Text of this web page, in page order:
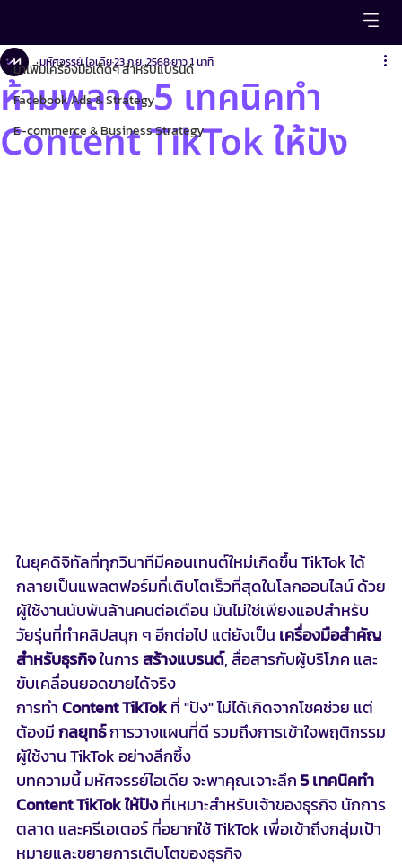
มาเพิ่มเครื่องมือเด็ดๆ สำหรับแบรนด์
Facebook Ads & Strategy
E-commerce & Business Strategy
ห้ามพลาด 5 เทคนิคทำ
Content TikTok ให้ปัง
มหัศจรรย์ ไอเดีย23 ก.ย. 2568ยาว 1 นาที
ในยุคดิจิทัลที่ทุกวินาทีมีคอนเทนต์ใหม่เกิดขึ้น TikTok ได้
กลายเป็นแพลตฟอร์มที่เติบโตเร็วที่สุดในโลกออนไลน์ ด้วย
ผู้ใช้งานนับพันล้านคนต่อเดือน มันไม่ใช่เพียงแอปสำหรับ
วัยรุ่นที่ทำคลิปสนุก ๆ อีกต่อไป แต่ยังเป็น เครื่องมือสำคัญ
สำหรับธุรกิจ ในการ สร้างแบรนด์, สื่อสารกับผู้บริโภค และ
ขับเคลื่อนยอดขายได้จริง
การทำ Content TikTok ที่ "ปัง" ไม่ได้เกิดจากโชคช่วย แต่
ต้องมี กลยุทธ์ การวางแผนที่ดี รวมถึงการเข้าใจพฤติกรรม
ผู้ใช้งาน TikTok อย่างลึกซึ้ง
บทความนี้ มหัศจรรย์ไอเดีย จะพาคุณเจาะลึก 5 เทคนิคทำ
Content TikTok ให้ปัง ที่เหมาะสำหรับเจ้าของธุรกิจ นักการ
ตลาด และครีเอเตอร์ ที่อยากใช้ TikTok เพื่อเข้าถึงกลุ่มเป้า
หมายและขยายการเติบโตของธุรกิจ